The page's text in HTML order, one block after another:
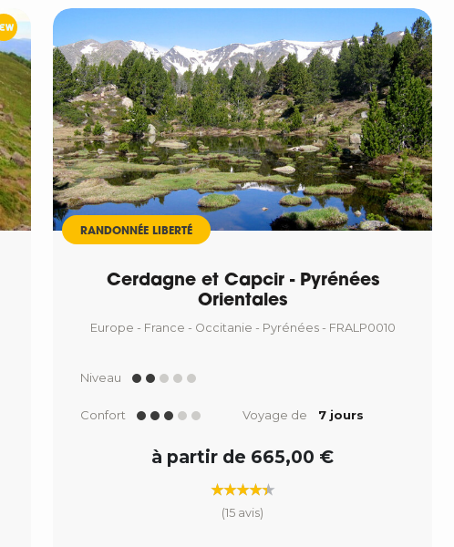
RANDONNÉE LIBERTÉ
Cerdagne et Capcir - Pyrénées
Orientales
Europe - France - Occitanie - Pyrénées - FRALP0010
Niveau
Confort Voyage de 7 jours
à partir de 665,00 €
(15 avis)